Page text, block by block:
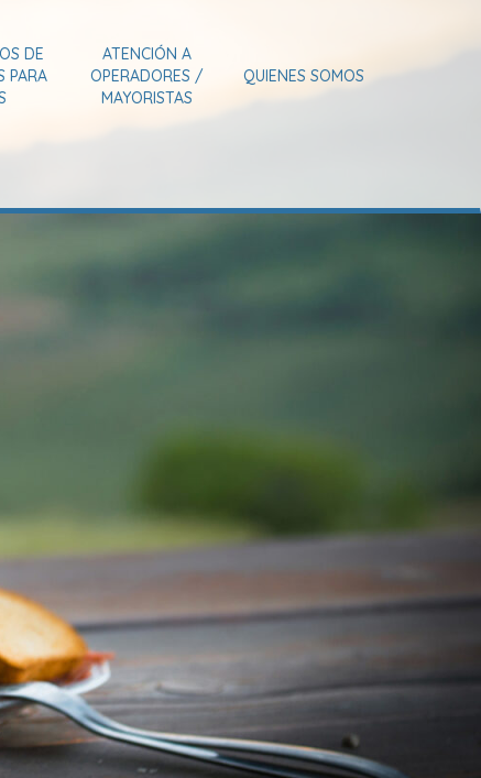
DE
PARA
ATENCIÓN A
OPERADORES /
MAYORISTAS
QUIENES SOMOS